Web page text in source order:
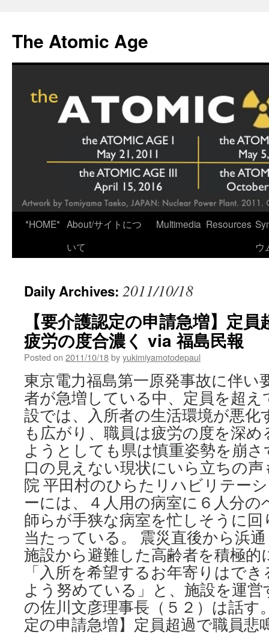
content
The Atomic Age
*HOME* About/サイトにつ
いて
Multimedia Resources
ウ
Daily Archives: 2011/10/18
【要介護認定の申請急増】定
疲労の度合濃く via 福島民報
Posted on 2011/10/18byyukimiyamotodepaul
東京電力福島第一原発事故に伴い
者が急増している中、定員を超
設では、入所者の生活環境が悪化
も広がり、職員は疲労の度を深
ようとしても県は慎重姿勢を崩
口の見えない現状にいら立ちの
院 平田村のひらたリハビリテー
ーには、４人用の病室に６人分
師らが手狭な病室を忙しそうに
当たっている。 震災直後から浜
施設から避難した高齢者を積極
「入所を希望するお年寄りはで
よう努めている」と、施設を運
の佐川文彦理事長（５２）は話す
定の申請急増】定員超過で職員